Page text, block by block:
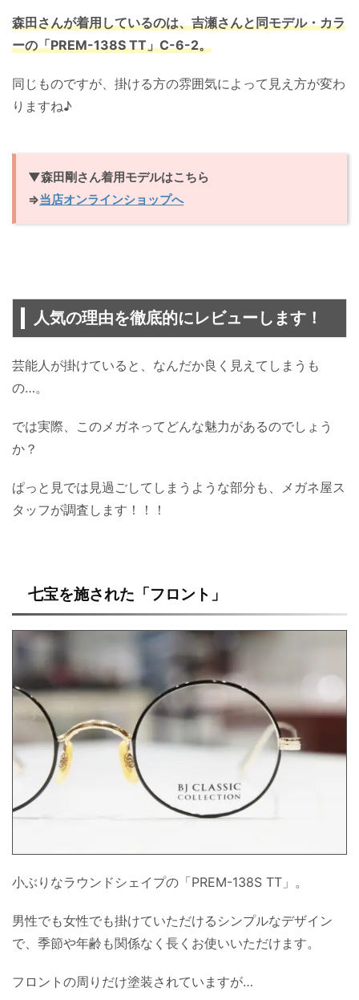
森田さんが着用しているのは、吉瀬さんと同モデル・カラ
ーの「PREM-138S TT」C-6-2。
同じものですが、掛ける方の雰囲気によって見え方が変わ
りますね♪
▼森田剛さん着用モデルはこちら
⇒当店オンラインショップへ
人気の理由を徹底的にレビューします！
芸能人が掛けていると、なんだか良く見えてしまうも
の…。
では実際、このメガネってどんな魅力があるのでしょう
か？
ぱっと見では見過ごしてしまうような部分も、メガネ屋ス
タッフが調査します！！！
七宝を施された「フロント」
小ぶりなラウンドシェイプの「PREM-138S TT」。
男性でも女性でも掛けていただけるシンプルなデザイン
で、季節や年齢も関係なく長くお使いいただけます。
フロントの周りだけ塗装されていますが…